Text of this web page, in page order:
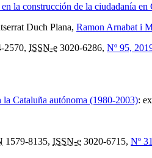
la construcción de la ciudadanía
Duch Plana, Ramon Arnabat i
2570, ISSN-e 3020-6286, Nº 95,
la Cataluña autónoma (1980-2003):
1579-8135, ISSN-e 3020-6715, Nº